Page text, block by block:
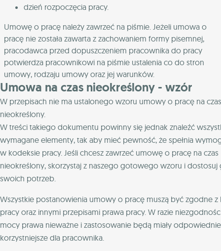
dzień rozpoczęcia pracy.
Umowę o pracę należy zawrzeć na piśmie. Jeżeli umowa o
pracę nie została zawarta z zachowaniem formy pisemnej,
pracodawca przed dopuszczeniem pracownika do pracy
potwierdza pracownikowi na piśmie ustalenia co do stron
umowy, rodzaju umowy oraz jej warunków.
Umowa na czas nieokreślony - wzór
W przepisach nie ma ustalonego wzoru umowy o pracę na czas
nieokreślony.
W treści takiego dokumentu powinny się jednak znaleźć
wymagane elementy, tak aby mieć pewność, że spełnia
w kodeksie pracy. Jeśli chcesz zawrzeć umowę o pracę na czas
nieokreślony, skorzystaj z naszego gotowego wzoru i
swoich potrzeb.
Wszystkie postanowienia umowy o pracę muszą być zgodne
pracy oraz innymi przepisami prawa pracy. W razie
mocy prawa nieważne i zastosowanie będą miały
korzystniejsze dla pracownika.